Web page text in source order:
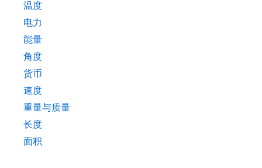
温度
电力
能量
角度
货币
速度
重量与质量
长度
面积